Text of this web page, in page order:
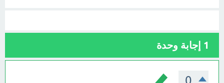
1 إجابة وحدة